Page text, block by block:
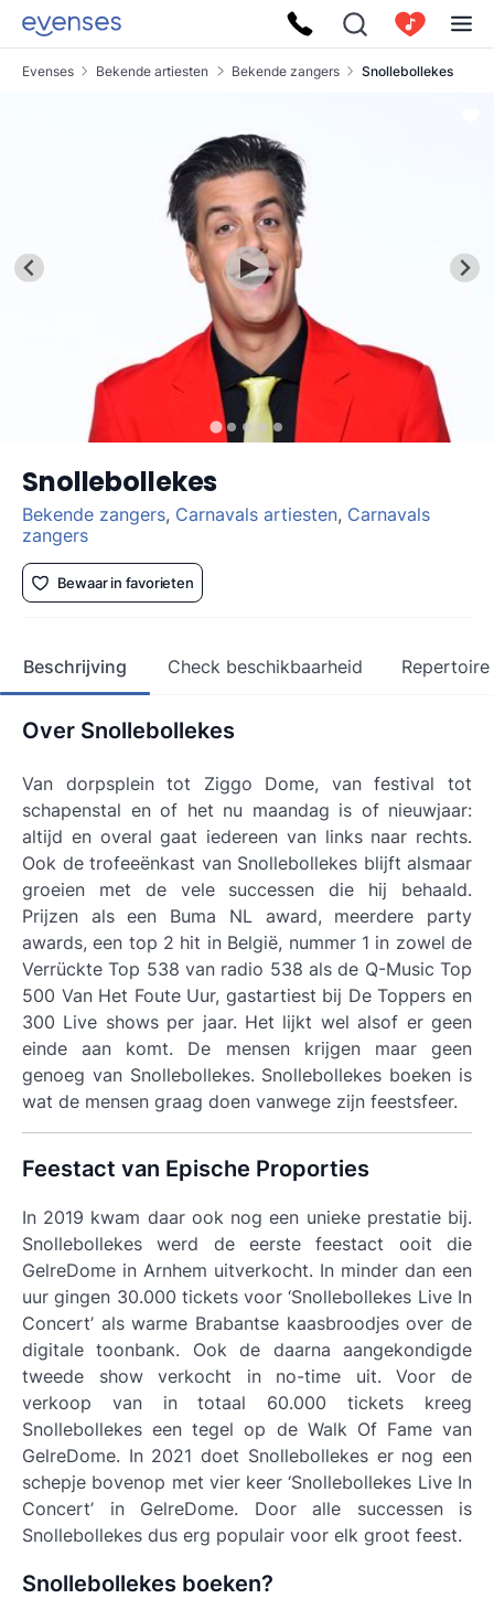
Evenses Bekende artiesten Bekende zangers Snollebollekes
Snollebollekes
Bekende zangers, Carnavals artiesten, Carnavals
zangers
Bewaar in favorieten
Beschrijving Check beschikbaarheid Repertoire
Over Snollebollekes
Van dorpsplein tot Ziggo Dome, van festival tot
schapenstal en of het nu maandag is of nieuwjaar:
altijd en overal gaat iedereen van links naar rechts.
Ook de trofeeënkast van Snollebollekes blijft alsmaar
groeien met de vele successen die hij behaald.
Prijzen als een Buma NL award, meerdere party
awards, een top 2 hit in België, nummer 1 in zowel de
Verrückte Top 538 van radio 538 als de Q-Music Top
500 Van Het Foute Uur, gastartiest bij De Toppers en
300 Live shows per jaar. Het lijkt wel alsof er geen
einde aan komt. De mensen krijgen maar geen
genoeg van Snollebollekes. Snollebollekes boeken is
wat de mensen graag doen vanwege zijn feestsfeer.
Feestact van Epische Proporties
In 2019 kwam daar ook nog een unieke prestatie bij.
Snollebollekes werd de eerste feestact ooit die
GelreDome in Arnhem uitverkocht. In minder dan een
uur gingen 30.000 tickets voor ‘Snollebollekes Live In
Concert’ als warme Brabantse kaasbroodjes over de
digitale toonbank. Ook de daarna aangekondigde
tweede show verkocht in no-time uit. Voor de
verkoop van in totaal 60.000 tickets kreeg
Snollebollekes een tegel op de Walk Of Fame van
GelreDome. In 2021 doet Snollebollekes er nog een
schepje bovenop met vier keer ‘Snollebollekes Live In
Concert’ in GelreDome. Door alle successen is
Snollebollekes dus erg populair voor elk groot feest.
Snollebollekes boeken?